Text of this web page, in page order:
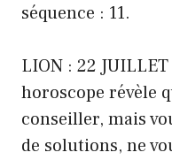
séquence : 11.
LION : 22
horoscope révèle
conseiller, mais
de solutions, ne